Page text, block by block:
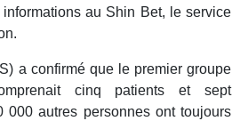
au Shin Bet, le service
a confirmé que le premier groupe
cinq patients et sept
000 autres personnes ont toujours